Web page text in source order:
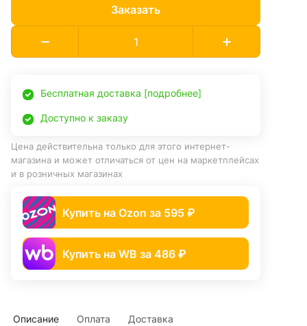
Заказать
Бесплатная доставка [подробнее]
Доступно к заказу
Цена действительна только для этого интернет-
магазина и может отличаться от цен на маркетплейсах
и в розничных магазинах
Купить на Ozon за 595 ₽
Купить на WB за 486 ₽
Описание Оплата Доставка